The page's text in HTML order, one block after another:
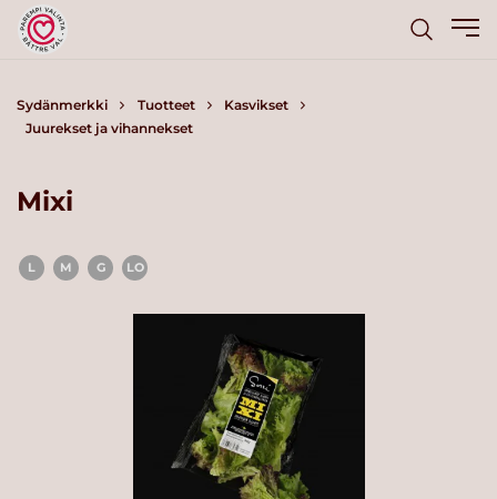
Sydänmerkki Tuotteet
Kasvikset
Juurekset ja vihannekset
Mixi
L M G LO